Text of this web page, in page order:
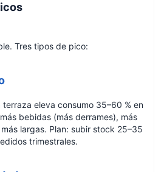
Tres tipos de pico:
eleva consumo 35–60 % en
bebidas (más derrames), más
largas. Plan: subir stock 25–35
trimestrales.